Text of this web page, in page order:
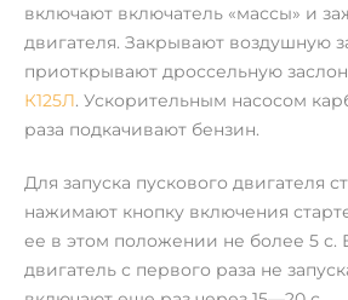
включают включатель «массы» и
двигателя. Закрывают воздушную
приоткрывают дроссельную
К125Л. Ускорительным насосом
раза подкачивают бензин.
Для запуска пускового двигателя
нажимают кнопку включения
ее в этом положении не более 5 с.
двигатель с первого раза не